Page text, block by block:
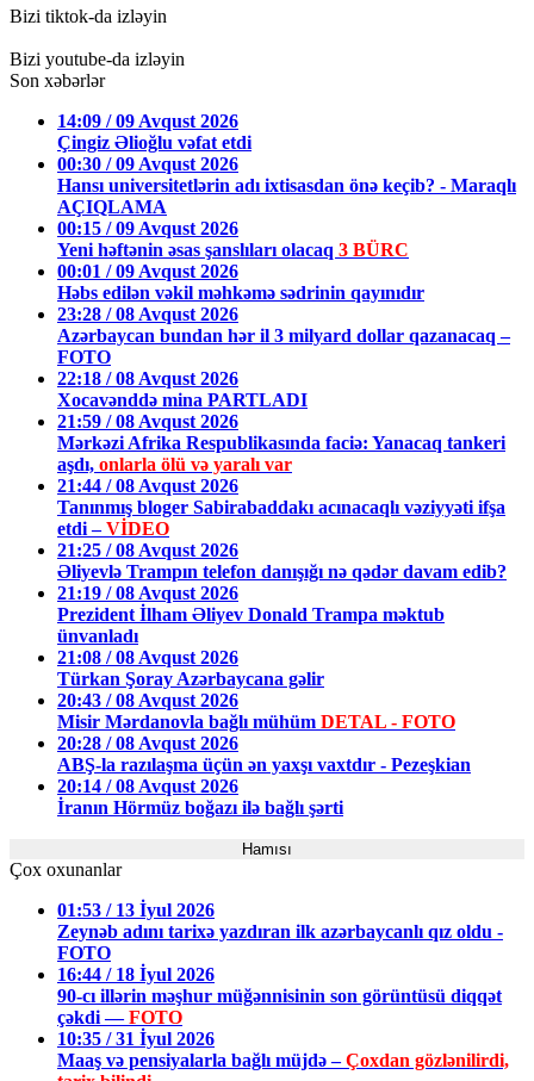
Bizi tiktok-da izləyin
Bizi youtube-da izləyin
Son xəbərlər
14:09 / 09 Avqust 2026
Çingiz Əlioğlu vəfat etdi
00:30 / 09 Avqust 2026
Hansı universitetlərin adı ixtisasdan önə keçib? - Maraqlı
AÇIQLAMA
00:15 / 09 Avqust 2026
Yeni həftənin əsas şanslıları olacaq 3 BÜRC
00:01 / 09 Avqust 2026
Həbs edilən vəkil məhkəmə sədrinin qayınıdır
23:28 / 08 Avqust 2026
Azərbaycan bundan hər il 3 milyard dollar qazanacaq –
FOTO
22:18 / 08 Avqust 2026
Xocavənddə mina PARTLADI
21:59 / 08 Avqust 2026
Mərkəzi Afrika Respublikasında faciə: Yanacaq tankeri
aşdı, onlarla ölü və yaralı var
21:44 / 08 Avqust 2026
Tanınmış bloger Sabirabaddakı acınacaqlı vəziyyəti ifşa
etdi –VİDEO
21:25 / 08 Avqust 2026
Əliyevlə Trampın telefon danışığı nə qədər davam edib?
21:19 / 08 Avqust 2026
Prezident İlham Əliyev Donald Trampa məktub
ünvanladı
21:08 / 08 Avqust 2026
Türkan Şoray Azərbaycana gəlir
20:43 / 08 Avqust 2026
Misir Mərdanovla bağlı mühüm DETAL - FOTO
20:28 / 08 Avqust 2026
ABŞ-la razılaşma üçün ən yaxşı vaxtdır - Pezeşkian
20:14 / 08 Avqust 2026
İranın Hörmüz boğazı ilə bağlı şərti
Hamısı
Çox oxunanlar
01:53 / 13 İyul 2026
Zeynəb adını tarixə yazdıran ilk azərbaycanlı qız oldu -
FOTO
16:44 / 18 İyul 2026
90-cı illərin məşhur müğənnisinin son görüntüsü diqqət
çəkdi —FOTO
10:35 / 31 İyul 2026
Maaş və pensiyalarla bağlı müjdə –Çoxdan gözlənilirdi,